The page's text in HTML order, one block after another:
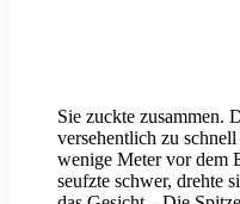
Sie zuckte zusammen.
versehentlich zu
wenige Meter vor dem
seufzte schwer, drehte